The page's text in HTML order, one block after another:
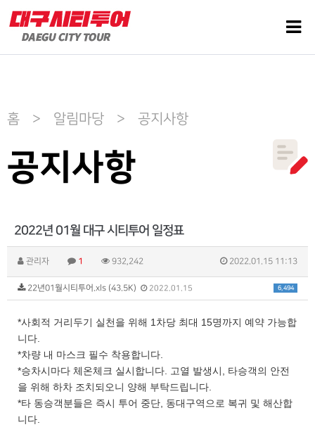
홈 > 알림마당 > 공지사항
공지사항
2022년 01월 대구 시티투어 일정표
관리자 1 932,242 2022.01.15 11:13
6,494
22년01월시티투어.xls (43.5K) 2022.01.15
*사회적 거리두기 실천을 위해 1차당 최대 15명까지 예약 가능합
니다.
*차량 내 마스크 필수 착용합니다.
*승차시마다 체온체크 실시합니다. 고열 발생시, 타승객의 안전
을 위해 하차 조치되오니 양해 부탁드립니다.
*타 동승객분들은 즉시 투어 중단, 동대구역으로 복귀 및 해산합
니다.